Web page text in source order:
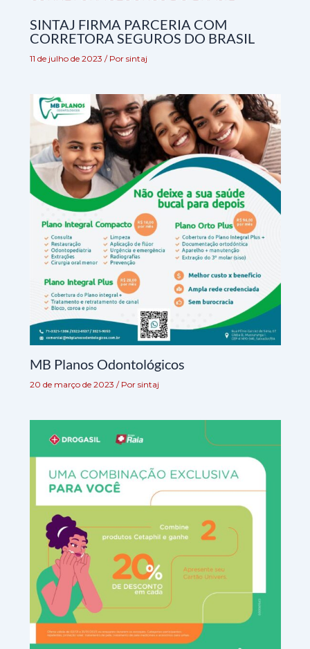
SINTAJ FIRMA PARCERIA COM
CORRETORA SEGUROS DO BRASIL
11 de julho de 2023 / Por sintaj
MB Planos Odontológicos
20 de março de 2023 / Por sintaj